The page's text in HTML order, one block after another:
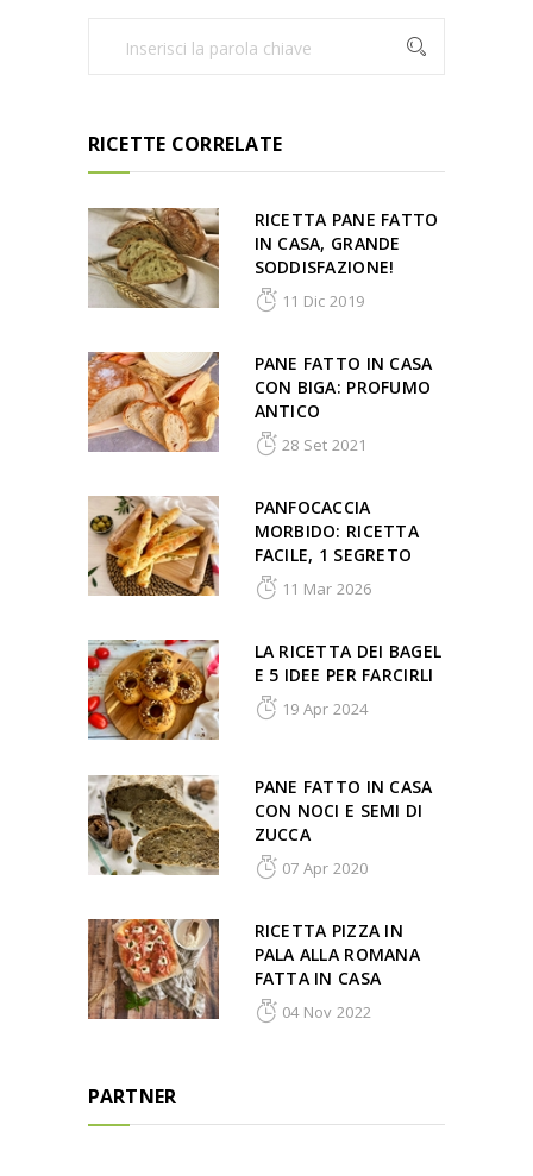
RICETTE CORRELATE
RICETTA PANE FATTO
IN CASA, GRANDE
SODDISFAZIONE!
11 Dic 2019
PANE FATTO IN CASA
CON BIGA: PROFUMO
ANTICO
28 Set 2021
PANFOCACCIA
MORBIDO: RICETTA
FACILE, 1 SEGRETO
11 Mar 2026
LA RICETTA DEI BAGEL
E 5 IDEE PER FARCIRLI
19 Apr 2024
PANE FATTO IN CASA
CON NOCI E SEMI DI
ZUCCA
07 Apr 2020
RICETTA PIZZA IN
PALA ALLA ROMANA
FATTA IN CASA
04 Nov 2022
PARTNER